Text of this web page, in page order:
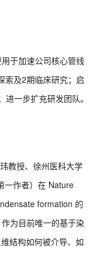
于加速公司核心管线
索及2期临床研究；启
一步扩充研发团队。
教授、徐州医科大学
一作者）在 Nature
formation 的
为目前唯一的基于染
结构如何被介导、如